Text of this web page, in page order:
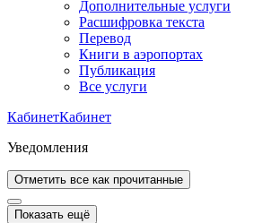
Дополнительные услуги
Расшифровка текста
Перевод
Книги в аэропортах
Публикация
Все услуги
КабинетКабинет
Уведомления
Отметить все как прочитанные
Показать ещё